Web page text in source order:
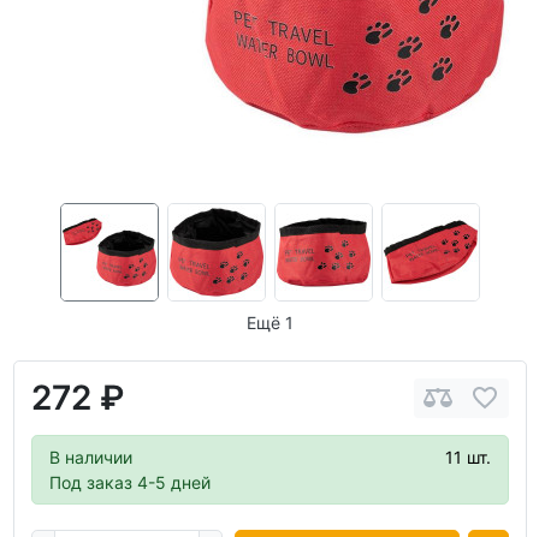
Ещё 1
272 ₽
В наличии
11 шт.
Под заказ 4-5 дней